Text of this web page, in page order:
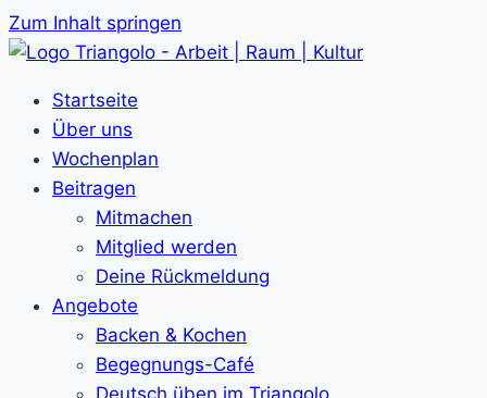
Zum Inhalt springen
Startseite
Über uns
Wochenplan
Beitragen
Mitmachen
Mitglied werden
Deine Rückmeldung
Angebote
Backen & Kochen
Begegnungs-Café
Deutsch üben im Triangolo